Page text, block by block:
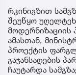
რკინიგზით
შეუწყო
მოდერნიზაციის
ამასთან,
პროექტის
გაჯანსაღების
ჩაუტარდა